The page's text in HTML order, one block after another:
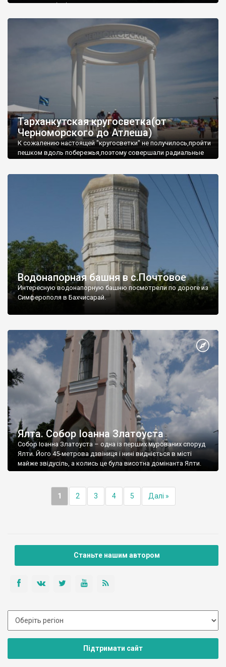
запрошую відвідати це
Тарханкутская кругосветка(от
Черноморского до Атлеша)
К сожалению настоящей "кругосветки" не получилось,пройти
пешком вдоль побережья,поэтому совершали радиальные
Водонапорная башня в с.Почтовое
Интересную водонапорную башню посмотрели по дороге из
Симферополя в Бахчисарай.
Ялта. Собор Іоанна Златоуста
Собор Іоанна Златоуста – одна із перших мурованих споруд
Ялти. Його 45-метрова дзвіниця і нині видніється в місті
майже звідусіль, а колись це була висотна домінанта Ялти.
1 2 3 4 5 Далі »
Станьте нашим автором
Підтримати сайт